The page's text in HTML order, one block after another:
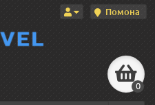
Помона
0